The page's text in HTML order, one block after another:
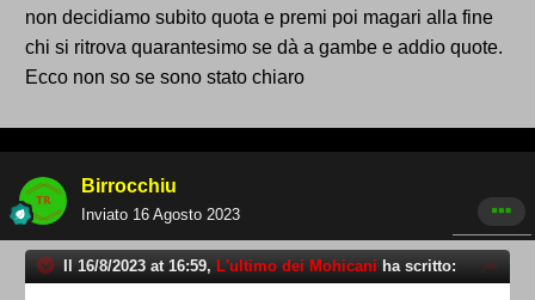
non decidiamo subito quota e premi poi magari alla fine
chi si ritrova quarantesimo se dà a gambe e addio quote.
Ecco non so se sono stato chiaro
Birrocchiu
Inviato 16 Agosto 2023
Il 16/8/2023 at 16:59, L'ultimo dei Mohicani ha scritto: